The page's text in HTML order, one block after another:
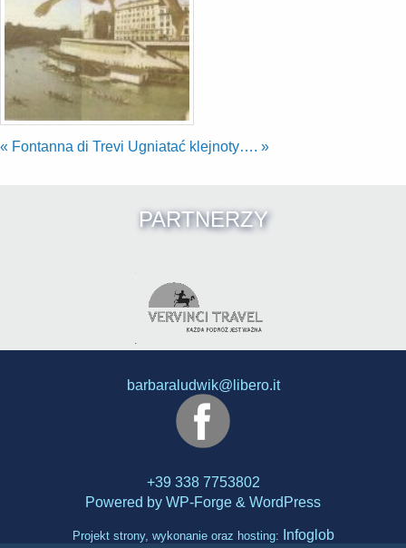
« Fontanna di Trevi Ugniatać klejnoty…. »
PARTNERZY
barbaraludwik@libero.it
+39 338 7753802
Powered by WP-Forge & WordPress
Projekt strony, wykonanie oraz hosting: Infoglob